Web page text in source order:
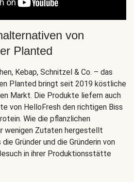
von
Planted
Kebap, Schnitzel & Co. – das
Planted bringt seit 2019 köstliche
Markt. Die Produkte liefern auch
von HelloFresh den richtigen Biss
Wie die pflanzlichen
wenigen Zutaten hergestellt
Gründer und die Gründerin von
in ihrer Produktionsstätte